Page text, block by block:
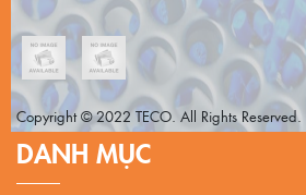
Copyright © 2022 TECO. All Rights
DANH MỤC